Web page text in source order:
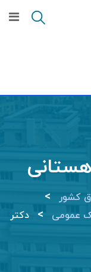
کشور >
عمومی >
دکتر